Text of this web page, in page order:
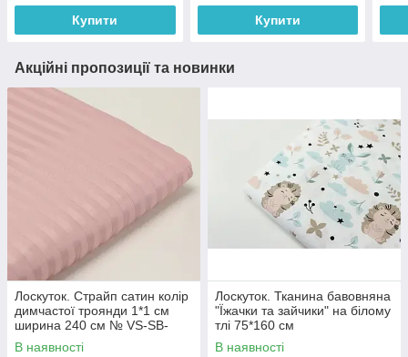
Купити Купити
Акційні пропозиції та новинки
Лоскуток. Страйп сатин колір
димчастої троянди 1*1 см
ширина 240 см № VS-SB-
2013, 44*110 см
В наявності
Лоскуток. Тканина бавовняна
"Їжачки та зайчики" на білому
тлі 75*160 см
В наявності